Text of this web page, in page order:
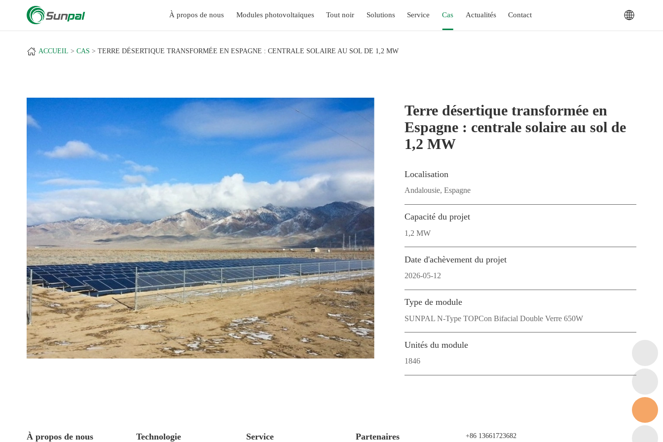
À propos de nous Modules photovoltaïques Tout noir Solutions Service Cas Actualités Contact
ACCUEIL CAS TERRE DÉSERTIQUE TRANSFORMÉE EN ESPAGNE : CENTRALE SOLAIRE AU SOL DE 1,2 MW
Terre désertique transformée en
Espagne : centrale solaire au sol de
1,2 MW
Localisation
Andalousie, Espagne
Capacité du projet
1,2 MW
Date d'achèvement du projet
2026-05-12
Type de module
SUNPAL N-Type TOPCon Bifacial Double Verre 650W
Unités du module
1846
À propos de nous Technologie Service Partenaires +86 13661723682